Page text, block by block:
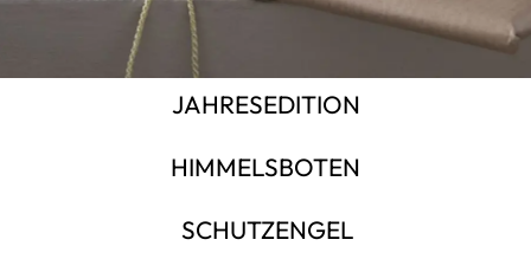
JAHRESEDITION
HIMMELSBOTEN
SCHUTZENGEL